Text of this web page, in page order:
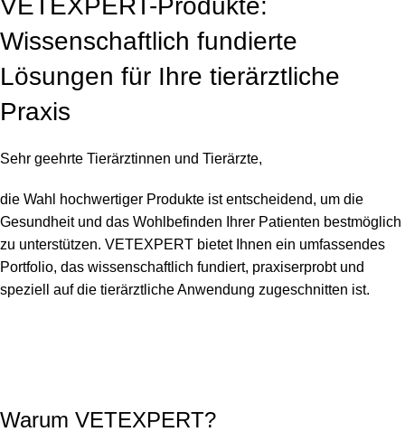
VETEXPERT-Produkte:
Wissenschaftlich fundierte
Lösungen für Ihre tierärztliche
Praxis
Sehr geehrte Tierärztinnen und Tierärzte,
die Wahl hochwertiger Produkte ist entscheidend, um die
Gesundheit und das Wohlbefinden Ihrer Patienten bestmöglich
zu unterstützen. VETEXPERT bietet Ihnen ein umfassendes
Portfolio, das wissenschaftlich fundiert, praxiserprobt und
speziell auf die tierärztliche Anwendung zugeschnitten ist.
Warum VETEXPERT?